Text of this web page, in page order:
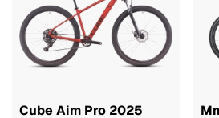
Cube Aim Pro 2025